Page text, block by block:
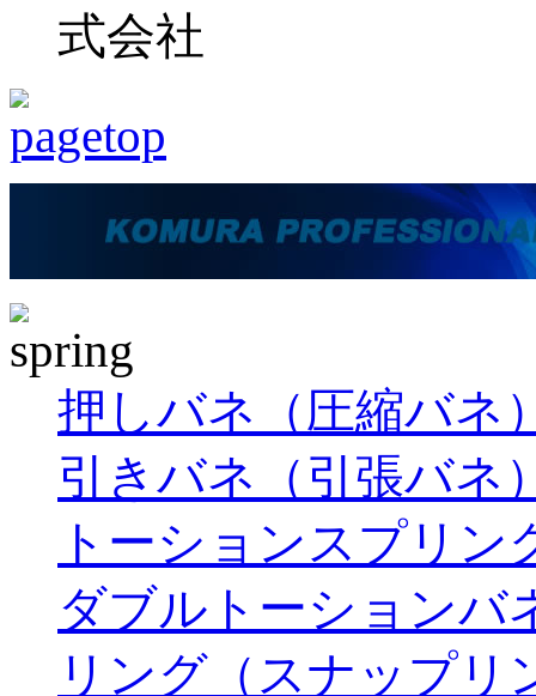
式会社
押しバネ（圧縮バネ
引きバネ（引張バネ
トーションスプリン
ダブルトーションバ
リング（スナップリ